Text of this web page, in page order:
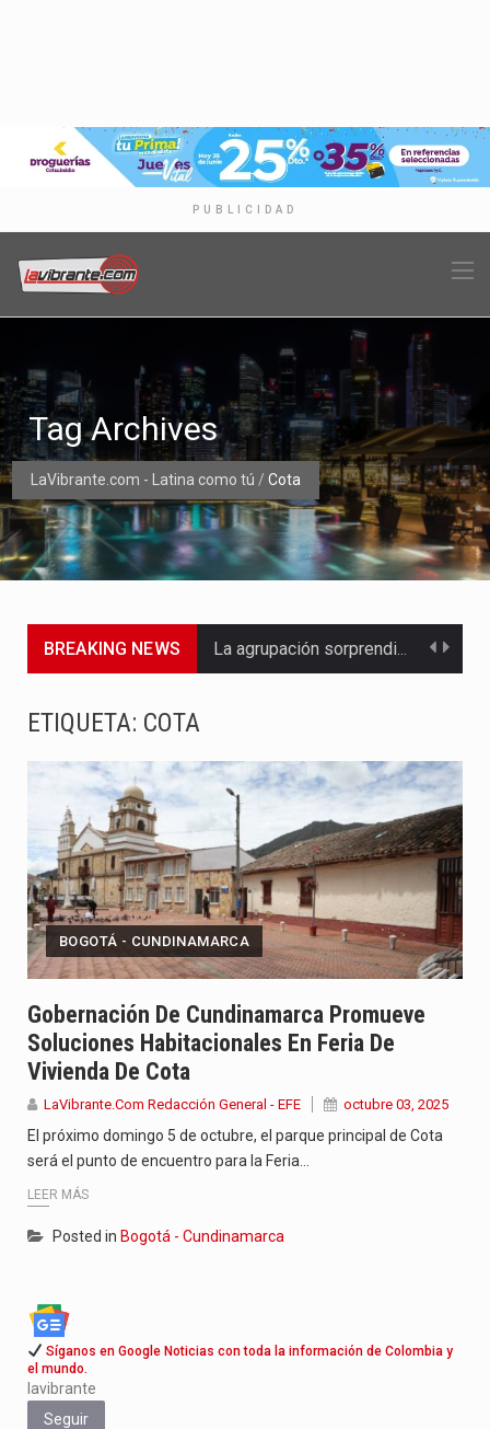
PUBLICIDAD
LaVibrante.com - Latina como tú / Cota
Tag Archives
BREAKING NEWS La agrupación sorprendió a los pasajeros de Circular Sur con…
La Red Pro, integrada por 14 organizaciones que trabajan por…
El dúo bogotano presenta una nueva versión de su segundo…
La colaboración, inspirada en Cien años de soledad de Gabriel…
La comedia romántica escrita y dirigida por Dago García cuenta…
El nuevo sello discográfico fue presentado en Bogotá con un…
El Grupo Planeta presenta una nueva selección editorial para este…
ETIQUETA: COTA
BOGOTÁ - CUNDINAMARCA
Gobernación De Cundinamarca Promueve
Soluciones Habitacionales En Feria De
Vivienda De Cota
LaVibrante.Com Redacción General - EFE octubre 03, 2025
El próximo domingo 5 de octubre, el parque principal de Cota
será el punto de encuentro para la Feria…
LEER MÁS
Posted in Bogotá - Cundinamarca
Síganos en Google Noticias con toda la información de Colombia y
el mundo.
lavibrante
Seguir